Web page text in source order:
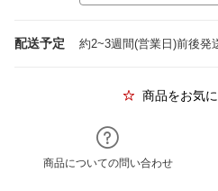
配送予定 約2~3週間(営業日)前後発
商品をお気
商品についての問い合わせ